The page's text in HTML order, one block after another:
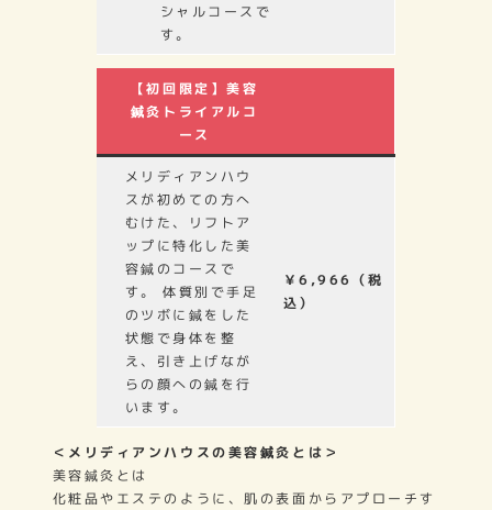
シャルコースで
す。
【初回限定】美容
鍼灸トライアルコ
ース
メリディアンハウ
スが初めての方へ
むけた、リフトア
ップに特化した美
容鍼のコースで
す。 体質別で手足
のツボに鍼をした
状態で身体を整
え、引き上げなが
らの顔への鍼を行
います。
￥6,966（税
込）
＜メリディアンハウスの美容鍼灸とは＞
美容鍼灸とは
化粧品やエステのように、肌の表面からアプローチす